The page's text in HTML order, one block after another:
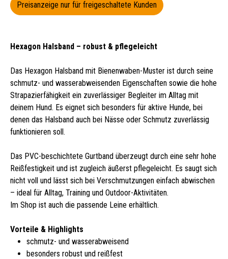
Preisanzeige nur für freigeschaltete Kunden
Hexagon Halsband – robust & pflegeleicht
Das Hexagon Halsband mit Bienenwaben-Muster ist durch seine
schmutz- und wasserabweisenden Eigenschaften sowie die hohe
Strapazierfähigkeit ein zuverlässiger Begleiter im Alltag mit
deinem Hund. Es eignet sich besonders für aktive Hunde, bei
denen das Halsband auch bei Nässe oder Schmutz zuverlässig
funktionieren soll.
Das PVC-beschichtete Gurtband überzeugt durch eine sehr hohe
Reißfestigkeit und ist zugleich äußerst pflegeleicht. Es saugt sich
nicht voll und lässt sich bei Verschmutzungen einfach abwischen
– ideal für Alltag, Training und Outdoor-Aktivitäten.
Im Shop ist auch die passende Leine erhältlich.
Vorteile & Highlights
schmutz- und wasserabweisend
besonders robust und reißfest